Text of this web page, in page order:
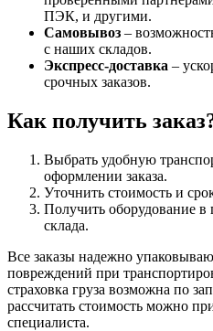
ПЭК, и другими.
Самовывоз –
с наших складов.
Экспресс-доставка –
срочных заказов.
Как получить
Выбрать удобную
оформлении заказа.
Уточнить стоимость и
Получить оборудование
склада.
Все заказы надежно
повреждений при
страховка груза возможна по
рассчитать стоимость можно
специалиста.